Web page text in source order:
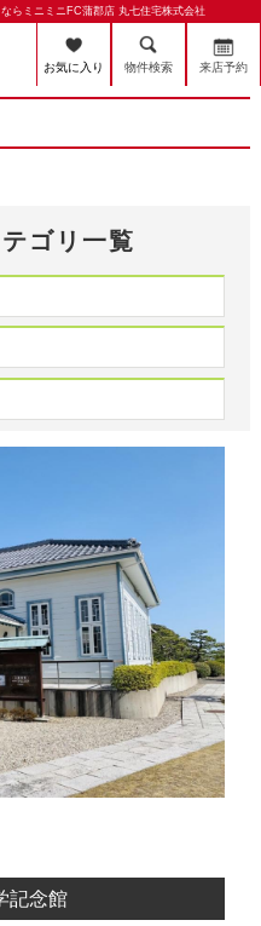
らミニミニFC蒲郡店 丸七住宅株式会社
お気に入り 物件検索 来店予約
ゴリ一覧
記念館